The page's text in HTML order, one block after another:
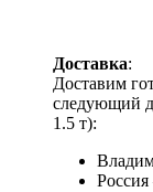
Доставка:
Доставим
следующий
1.5 т):